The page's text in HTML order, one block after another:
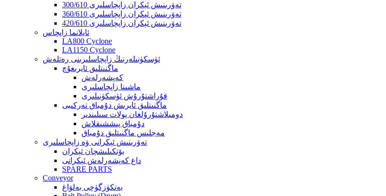
300/610 تەۋرىنىش ئېكران زاپچاسلىرى
360/610 تەۋرىنىش ئېكران زاپچاسلىرى
420/610 تەۋرىنىش ئېكران زاپچاسلىرى
ئايلانما زاپچاس
LA800 Cyclone
LA1150 Cyclone
ئۈسكۈنىلەرنىڭ زاپچاسلىرىنى رەتلەش
ماگنىتلىق ئايرىغۇچ
كەپشەرلەش
ماشىنا زاپچاسلىرى
قۇراشتۇرۇش ئۈسكۈنىلىرى
ماگنىتلىق ئايرىش دۇمباق تەركىبى
دومىلاشتۇرۇلغان پولات سىلىندىر
دۇمباق پىششىقلاش
مەجلىس ماگنىتلىق دۇمباق
تەۋرىنىش ئېكرانى ۋە زاپچاسلىرى
يۆتكىلىشچان ئېكران
داغ كەپشەرلەش ئېكرانى
SPARE PARTS
Conveyor
يەتكۈزگۈچى بەلۋاغ